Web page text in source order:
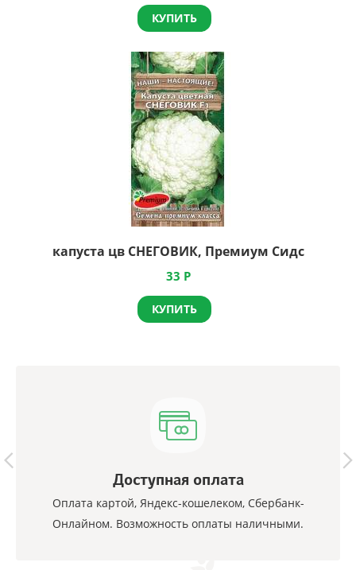
КУПИТЬ
капуста цв СНЕГОВИК, Премиум Сидс
33 Р
КУПИТЬ
Доступная оплата
Оплата картой, Яндекс-кошелеком, Сбербанк-
Онлайном. Возможность оплаты наличными.